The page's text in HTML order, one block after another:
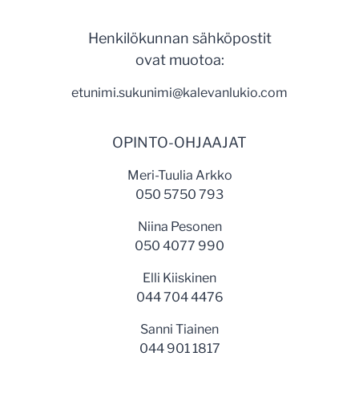
Henkilökunnan sähköpostit
ovat muotoa:
etunimi.sukunimi@kalevanlukio.com
OPINTO-OHJAAJAT
Meri-Tuulia Arkko
050 5750 793
Niina Pesonen
050 4077 990
Elli Kiiskinen
044 704 4476
Sanni Tiainen
044 901 1817